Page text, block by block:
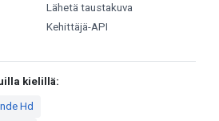
Lähetä taustakuva
Kehittäjä-API
kielillä:
Hd